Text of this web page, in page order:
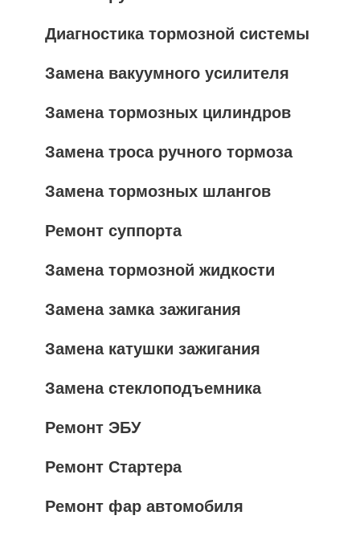
Диагностика тормозной системы
Замена вакуумного усилителя
Замена тормозных цилиндров
Замена троса ручного тормоза
Замена тормозных шлангов
Ремонт суппорта
Замена тормозной жидкости
Замена замка зажигания
Замена катушки зажигания
Замена стеклоподъемника
Ремонт ЭБУ
Ремонт Стартера
Ремонт фар автомобиля